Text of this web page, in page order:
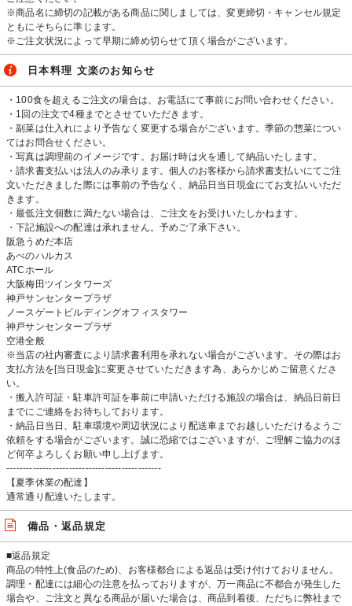
※商品名に締切の記載がある商品に関しましては、変更締切・キャンセル規定
ともにそちらに準じます。
※ご注文状況によって早期に締め切らせて頂く場合がございます。
日本料理 文楽のお知らせ
・100食を超えるご注文の場合は、お電話にて事前にお問い合わせください。
・1回の注文で4種までとさせていただきます。
・副菜は仕入れにより予告なく変更する場合がございます。季節の惣菜につい
てはお問合せください。
・写真は調理前のイメージです。お届け時は火を通して納品いたします。
・請求書支払いは法人のみ承ります。個人のお客様から請求書支払いにてご注
文いただきました際には事前の予告なく、納品日当日現金にてお支払いいただ
きます。
・最低注文個数に満たない場合は、ご注文をお受けいたしかねます。
・下記施設への配達は承れません。予めご了承下さい。
阪急うめだ本店
あべのハルカス
ATCホール
大阪梅田ツインタワーズ
神戸サンセンタープラザ
ノースゲートビルディングオフィスタワー
神戸サンセンタープラザ
空港全般
※当店の社内審査により請求書利用を承れない場合がございます。その際はお
支払方法を[当日現金]に変更させていただきます為、あらかじめご留意くださ
い。
・搬入許可証・駐車許可証を事前に申請いただける施設の場合は、納品日前日
までにご連絡をお待ちしております。
・納品日当日、駐車環境や周辺状況により配送車までお越しいただけるようご
依頼をする場合がございます。誠に恐縮ではございますが、ご理解ご協力のほ
ど何卒よろしくお願い申し上げます。
-----------------------------------------------
【夏季休業の配達】
通常通り配達いたします。
備品・返品規定
■返品規定
商品の特性上(食品のため)、お客様都合による返品は受け付けておりません。
調理・配達には細心の注意を払っておりますが、万一商品に不都合が発生した
場合や、ご注文と異なる商品が届いた場合は、商品到着後、ただちに弊社まで